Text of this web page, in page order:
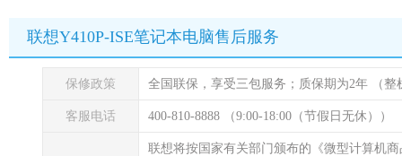
联想Y410P-ISE笔记本电脑售后服务
保修政策 全国联保，享受三包服务；质保期为2年 （
客服电话 400-810-8888 （9:00-18:00（节假日无休））
联想将按国家有关部门颁布的《微型计算机